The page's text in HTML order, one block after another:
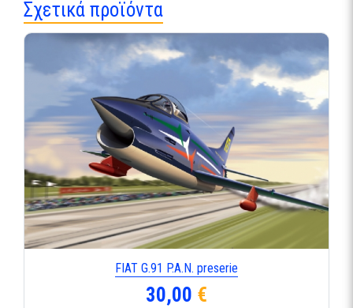
Σχετικά προϊόντα
FIAT G.91 P.A.N. preserie
30,00 €